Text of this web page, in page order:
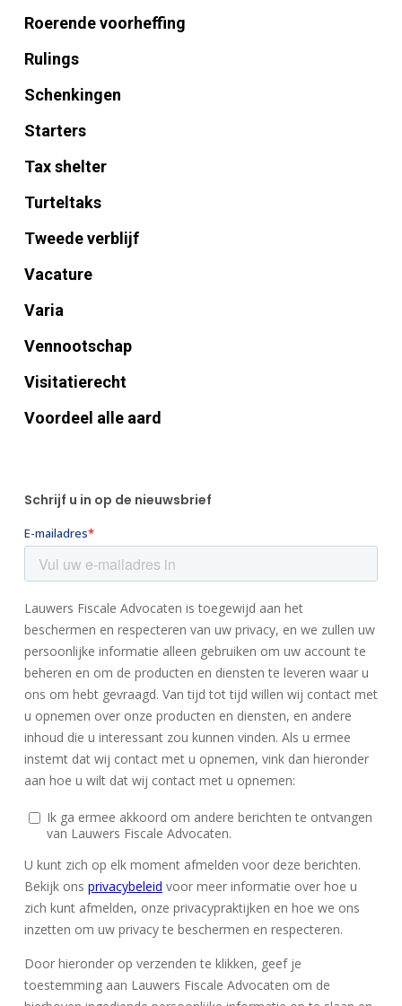
Roerende voorheffing
Rulings
Schenkingen
Starters
Tax shelter
Turteltaks
Tweede verblijf
Vacature
Varia
Vennootschap
Visitatierecht
Voordeel alle aard
Schrijf u in op de nieuwsbrief